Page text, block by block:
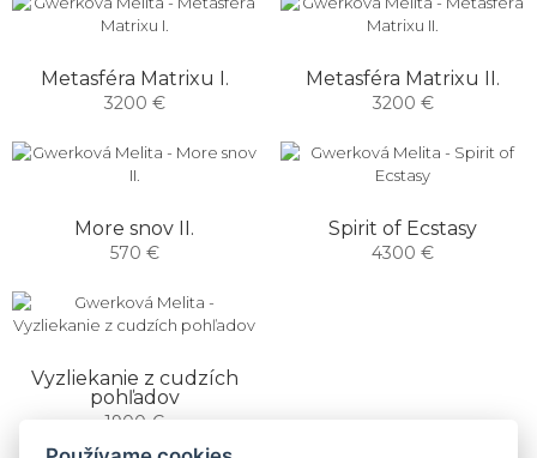
Metasféra Matrixu I.
3200 €
Metasféra Matrixu II.
3200 €
More snov II.
570 €
Spirit of Ecstasy
4300 €
Vyzliekanie z cudzích
pohľadov
1900 €